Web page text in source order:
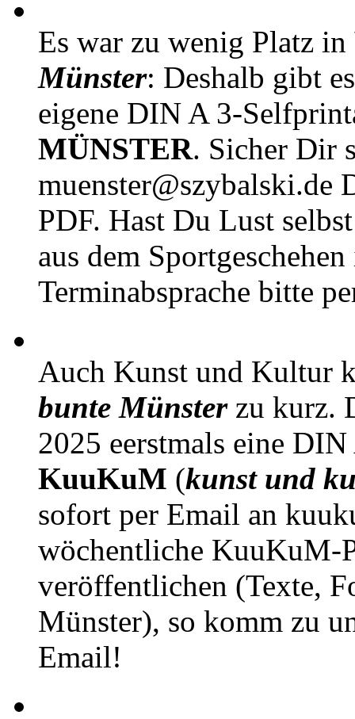
Es war zu wenig Platz in
Münster: Deshalb gibt
eigene DIN A 3-
MÜNSTER. Sicher Dir
muenster@szybalski.de
PDF. Hast Du Lust
aus dem
Terminabsprache bitte
Auch Kunst und Kultur
bunte Münsterzu kurz.
2025 eerstmals eine
KuuKuM (kunst und
sofort per Email an
wöchentliche KuuKuM-
veröffentlichen (Texte,
Münster), so komm zu
Email!